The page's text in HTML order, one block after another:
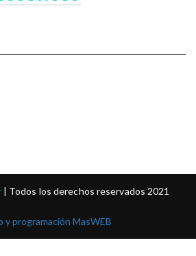
| Todos los derechos reservados 2021
y programación MasWEB